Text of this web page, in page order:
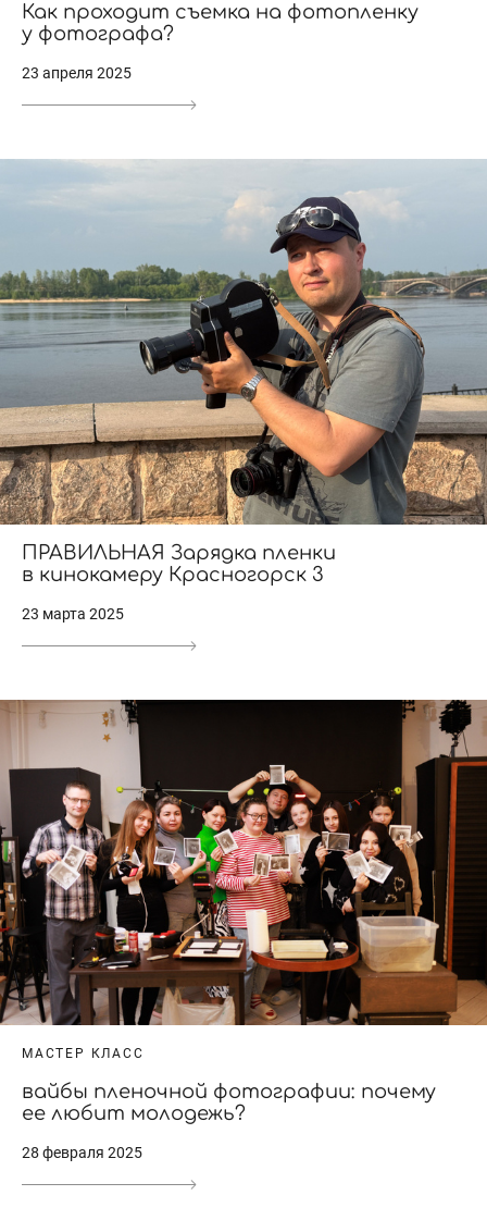
Как проходит съемка на фотопленку
у фотографа?
23 апреля 2025
ПРАВИЛЬНАЯ Зарядка пленки
в кинокамеру Красногорск 3
23 марта 2025
МАСТЕР КЛАСС
вайбы пленочной фотографии: почему
ее любит молодежь?
28 февраля 2025